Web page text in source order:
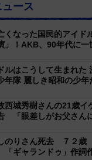
ース
くなった国民的アイ
」！AKB、90年代に一
ルはこうして生まれた
のきん、少年隊 麗しき昭和の
西城秀樹さんの21歳
「眼差しがお父さん
のりさん死去 ７２歳
ギャランドゥ」作詞